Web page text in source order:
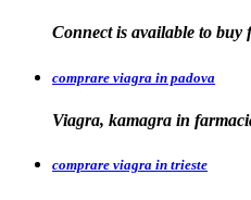
Connect is available to buy
comprare viagra in padova
Viagra, kamagra in
comprare viagra in trieste